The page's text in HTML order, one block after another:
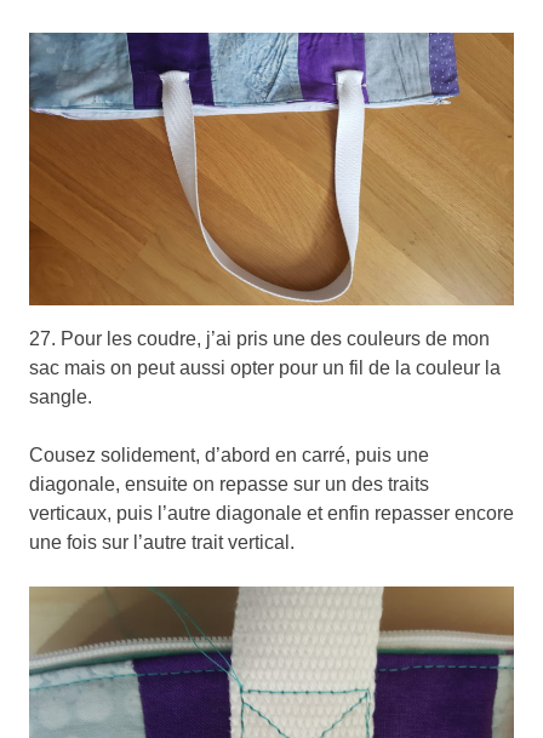
27. Pour les coudre, j’ai pris une des couleurs de mon
sac mais on peut aussi opter pour un fil de la couleur la
sangle.
Cousez solidement, d’abord en carré, puis une
diagonale, ensuite on repasse sur un des traits
verticaux, puis l’autre diagonale et enfin repasser encore
une fois sur l’autre trait vertical.